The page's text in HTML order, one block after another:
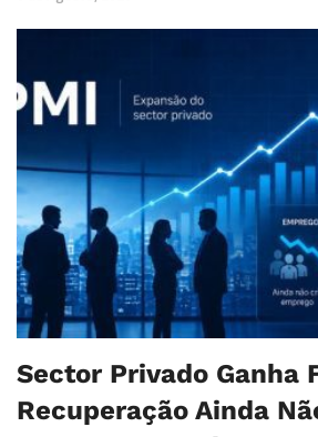
Sector Privado Ganha
Recuperação Ainda